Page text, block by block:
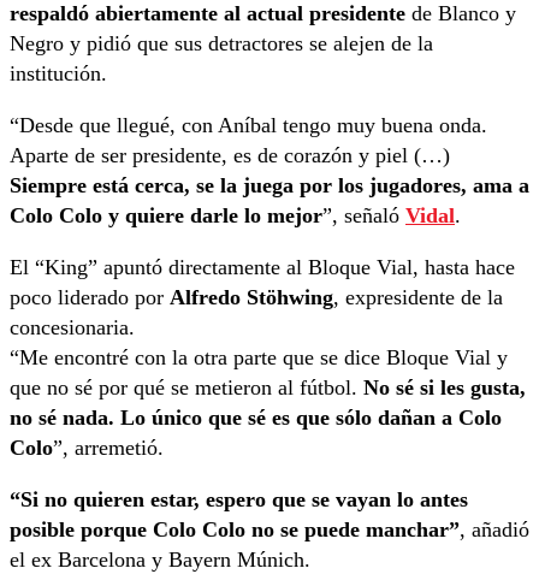
respaldó abiertamente al actual presidente de Blanco y
Negro y pidió que sus detractores se alejen de la
institución.
“Desde que llegué, con Aníbal tengo muy buena onda.
Aparte de ser presidente, es de corazón y piel (…)
Siempre está cerca, se la juega por los jugadores, ama a
Colo Colo y quiere darle lo mejor”, señaló Vidal.
El “King” apuntó directamente al Bloque Vial, hasta hace
poco liderado por Alfredo Stöhwing, expresidente de la
concesionaria.
“Me encontré con la otra parte que se dice Bloque Vial y
que no sé por qué se metieron al fútbol. No sé si les gusta,
no sé nada. Lo único que sé es que sólo dañan a Colo
Colo”, arremetió.
“Si no quieren estar, espero que se vayan lo antes
posible porque Colo Colo no se puede manchar”, añadió
el ex Barcelona y Bayern Múnich.